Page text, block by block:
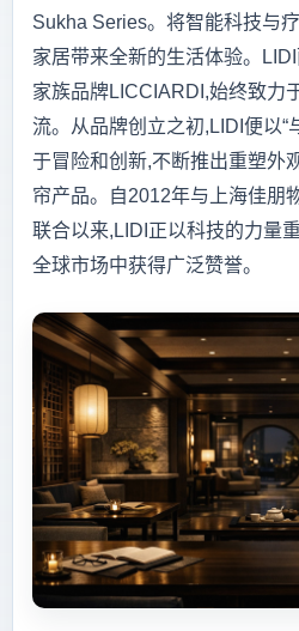
Sukha Series。将智能科技与
家居带来全新的生活体验。
家族品牌LICCIARDI,始终致力
流。从品牌创立之初,LIDI便以“
于冒险和创新,不断推出重塑外
帘产品。自2012年与上海佳朋
联合以来,LIDI正以科技的力量
全球市场中获得广泛赞誉。